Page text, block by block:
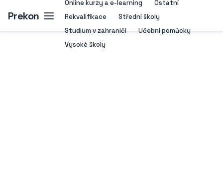
Prekon
Online kurzy a e-learning
Ostatní
Rekvalifikace
Střední školy
Studium v zahraničí
Učební pomůcky
Vysoké školy